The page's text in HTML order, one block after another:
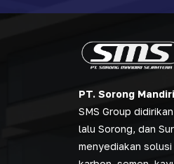
PT. Sorong
SMS Group
lalu Sorong, dan
menyediakan